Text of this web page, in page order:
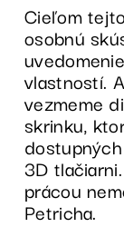
Cieľom
osobnú
vlastností.
vezmeme
skrinku,
3D
prácou
Petricha.